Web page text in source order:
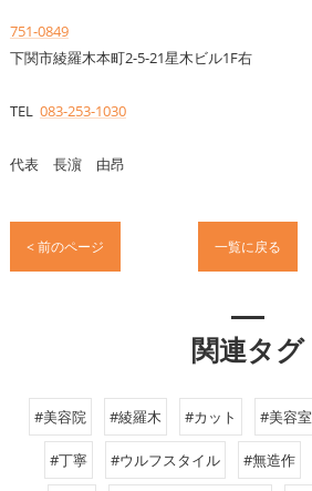
751-0849
下関市綾羅木本町2-5-21星木ビル1F右
TEL 083-253-1030
代表 長濵 由昂
< 前のページ 一覧に戻る
関連タグ
#美容院 #綾羅木 #カット #美容室
#丁寧 #ウルフスタイル #無造作